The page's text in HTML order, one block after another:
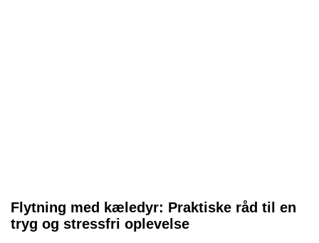
Flytning med kæledyr: Praktiske råd til en
tryg og stressfri oplevelse